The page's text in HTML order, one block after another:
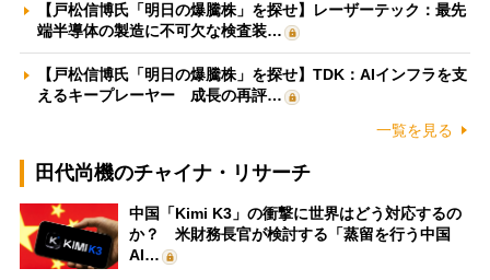
【戸松信博氏「明日の爆騰株」を探せ】レーザーテック：最先
端半導体の製造に不可欠な検査装…
【戸松信博氏「明日の爆騰株」を探せ】TDK：AIインフラを支
えるキープレーヤー 成長の再評…
一覧を見る
田代尚機のチャイナ・リサーチ
中国「Kimi K3」の衝撃に世界はどう対応するの
か？ 米財務長官が検討する「蒸留を行う中国
AI…